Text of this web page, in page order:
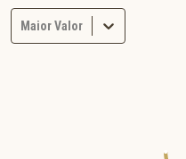
Maior Valor